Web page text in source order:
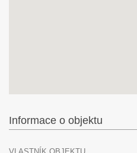
Informace o objektu